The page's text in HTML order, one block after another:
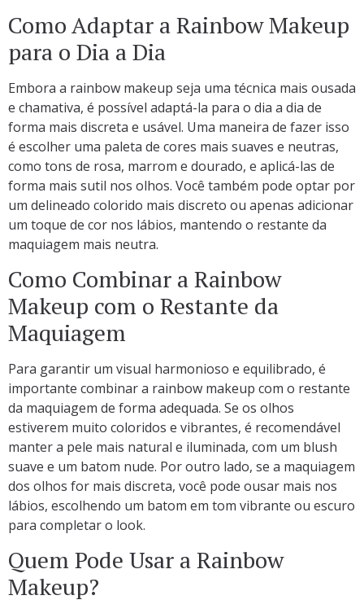
Como Adaptar a Rainbow Makeup
para o Dia a Dia
Embora a rainbow makeup seja uma técnica mais ousada
e chamativa, é possível adaptá-la para o dia a dia de
forma mais discreta e usável. Uma maneira de fazer isso
é escolher uma paleta de cores mais suaves e neutras,
como tons de rosa, marrom e dourado, e aplicá-las de
forma mais sutil nos olhos. Você também pode optar por
um delineado colorido mais discreto ou apenas adicionar
um toque de cor nos lábios, mantendo o restante da
maquiagem mais neutra.
Como Combinar a Rainbow
Makeup com o Restante da
Maquiagem
Para garantir um visual harmonioso e equilibrado, é
importante combinar a rainbow makeup com o restante
da maquiagem de forma adequada. Se os olhos
estiverem muito coloridos e vibrantes, é recomendável
manter a pele mais natural e iluminada, com um blush
suave e um batom nude. Por outro lado, se a maquiagem
dos olhos for mais discreta, você pode ousar mais nos
lábios, escolhendo um batom em tom vibrante ou escuro
para completar o look.
Quem Pode Usar a Rainbow
Makeup?